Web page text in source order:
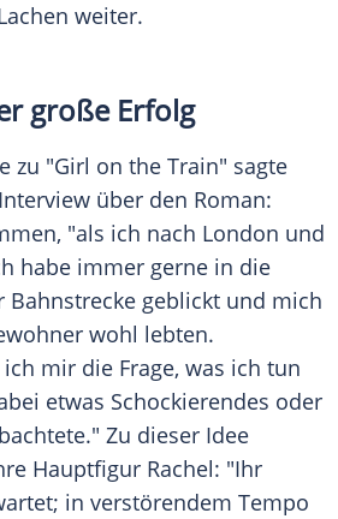
weiter.
große Erfolg
zu "Girl on the Train" sagte
über den Roman:
"als ich nach London und
habe immer gerne in die
Bahnstrecke geblickt und mich
wohl lebten.
mir die Frage, was ich tun
etwas Schockierendes oder
Zu dieser Idee
Hauptfigur Rachel: "Ihr
in verstörendem Tempo